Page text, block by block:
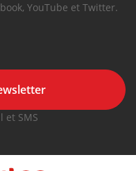
YouTube et Twitter.
et SMS